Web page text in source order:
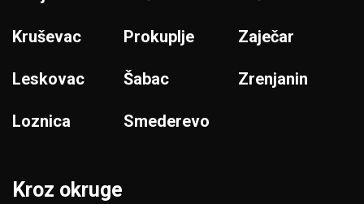
Kruševac
Leskovac
Loznica
Prokuplje
Šabac
Smederevo
Zaječar
Zrenjanin
Kroz okruge